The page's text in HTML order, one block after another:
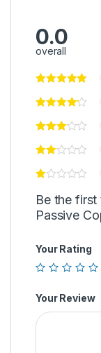
0.0
overall
Be the
Passive
Your Rating
Your Review